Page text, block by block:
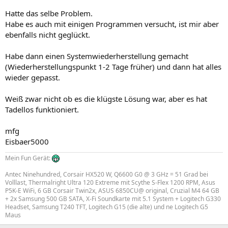
Messenger\8876480\Program\BWPlugProtocol-8876480.dll
O18 - Protocol: bwd0 - {09596BB5-E970-4EC3-BC1C-6DBFF3152715} -
C:\Programme\Logitech\Desktop
Messenger\8876480\Program\BWPlugProtocol-8876480.dll
- C:\Programme\Logitech\Desktop
Messenger\8876480\Program\BWPlugProtocol-8876480.dll
O18 - Protocol: bwe0 - {09596BB5-E970-4EC3-BC1C-6DBFF3152715} -
C:\Programme\Logitech\Desktop
O18 - Protocol: bwe0s - {09596BB5-E970-4EC3-BC1C-6DBFF3152715}
- C:\Programme\Logitech\Desktop
O18 - Protocol: bwf0 - {09596BB5-E970-4EC3-BC1C-6DBFF3152715} -
C:\Programme\Logitech\Desktop
O18 - Protocol: bwf0s - {09596BB5-E970-4EC3-BC1C-6DBFF3152715} -
Messenger\8876480\Program\BWPlugProtocol-8876480.dll
O18 - Protocol: bwfile-8876480 - {9462A756-7B47-47BC-8C80-
C34B9B80B32B} - C:\Programme\Logitech\Desktop
Messenger\8876480\Program\GAPlugProtocol-8876480.dll
O18 - Protocol: bwg0 - {09596BB5-E970-4EC3-BC1C-6DBFF3152715} -
Hatte das selbe Problem.
Habe es auch mit einigen Programmen versucht, ist mir aber
ebenfalls nicht geglückt.
Habe dann einen Systemwiederherstellung gemacht
(Wiederherstellungspunkt 1-2 Tage früher) und dann hat alles
wieder gepasst.
Weiß zwar nicht ob es die klügste Lösung war, aber es hat
Tadellos funktioniert.
mfg
Eisbaer5000
Mein Fun Gerät:
Antec Ninehundred, Corsair HX520 W, Q6600 G0 @ 3 GHz = 51 Grad bei
Volllast, Thermalright Ultra 120 Extreme mit Scythe S-Flex 1200 RPM, Asus
P5K-E WiFi, 6 GB Corsair Twin2x, ASUS 6850CU@ original, Cruzial M4 64 GB
+ 2x Samsung 500 GB SATA, X-Fi Soundkarte mit 5.1 System + Logitech G330
Headset, Samsung T240 TFT, Logitech G15 (die alte) und ne Logitech G5
Maus